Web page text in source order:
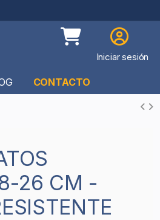
Iniciar sesión
CONTACTO
26 CM -